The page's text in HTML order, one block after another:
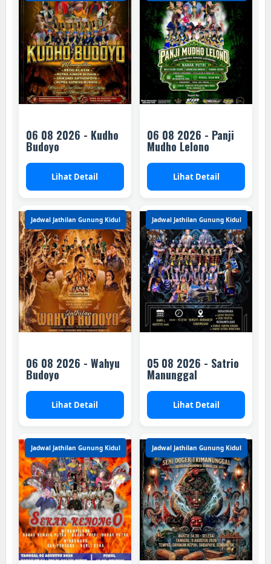
06 08 2026 - Kudho
Budoyo
Lihat Detail
06 08 2026 - Panji
Mudho Lelono
Lihat Detail
Jadwal Jathilan Gunung Kidul
06 08 2026 - Wahyu
Budoyo
Lihat Detail
Jadwal Jathilan Gunung Kidul
05 08 2026 - Satrio
Manunggal
Lihat Detail
Jadwal Jathilan Gunung Kidul Jadwal Jathilan Gunung Kidul